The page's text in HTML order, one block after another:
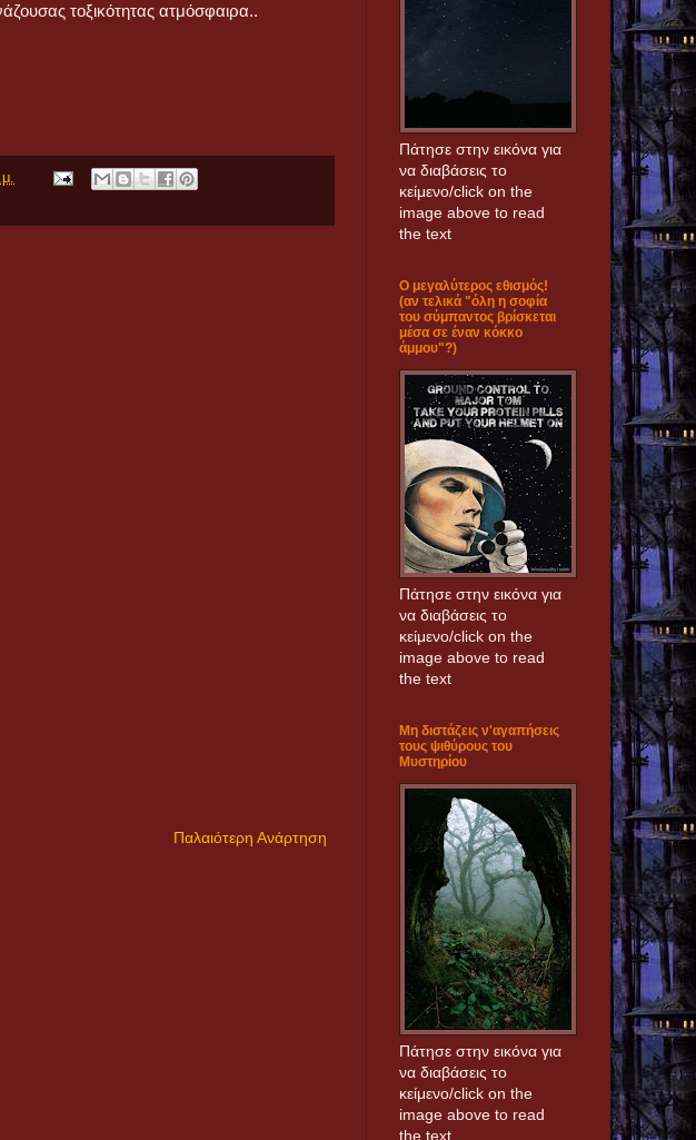
τοξικότητας ατμόσφαιρα..
Παλαιότερη Ανάρτηση
Πάτησε στην εικόνα για
να διαβάσεις το
κείμενο/click on the
image above to read
the text
Ο μεγαλύτερος εθισμός!
(αν τελικά "όλη η σοφία
του σύμπαντος βρίσκεται
μέσα σε έναν κόκκο
άμμου"?)
Πάτησε στην εικόνα για
να διαβάσεις το
κείμενο/click on the
image above to read
the text
Μη διστάζεις ν'αγαπήσεις
τους ψιθύρους του
Μυστηρίου
Πάτησε στην εικόνα για
να διαβάσεις το
κείμενο/click on the
image above to read
the text